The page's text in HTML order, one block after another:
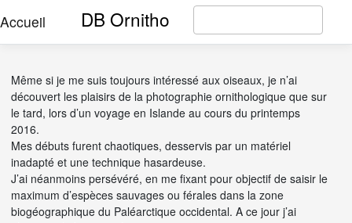
Accueil DB Ornitho
Même si je me suis toujours intéressé aux oiseaux, je n’ai
découvert les plaisirs de la photographie ornithologique que sur
le tard, lors d’un voyage en Islande au cours du printemps
2016.
Mes débuts furent chaotiques, desservis par un matériel
inadapté et une technique hasardeuse.
J’ai néanmoins persévéré, en me fixant pour objectif de saisir le
maximum d’espèces sauvages ou férales dans la zone
biogéographique du Paléarctique occidental. A ce jour j’ai